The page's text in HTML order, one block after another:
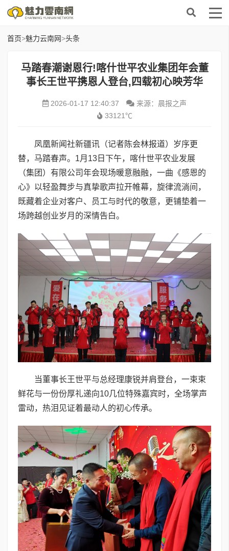
首页>魅力云南网>头条
马踏春潮谢恩行!喀什世平农业集团年会董
事长王世平携恩人登台,四载初心映芳华
2026-01-17 12:40:37
来源：晨报之声
33121℃
凤凰新闻社新疆讯（记者陈会林报道）岁序更
替，马踏春声。1月13日下午，喀什世平农业发展
（集团）有限公司年会现场暖意融融，一曲《感恩的
心》以轻盈舞步与真挚歌声拉开帷幕，旋律流淌间，
既藏着企业对客户、员工与时代的敬意，更铺垫着一
场跨越创业岁月的深情告白。
当董事长王世平与总经理康锐并肩登台，一束束
鲜花与一份份厚礼递向10几位特殊嘉宾时，全场掌声
雷动，热泪见证着最动人的初心传承。